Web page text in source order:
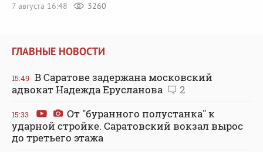
7 августа 16:48
3260
ГЛАВНЫЕ НОВОСТИ
15:49 В Саратове задержана московский
адвокат Надежда Ерусланова
2
15:33
От "буранного полустанка" к
ударной стройке. Саратовский вокзал вырос
до третьего этажа